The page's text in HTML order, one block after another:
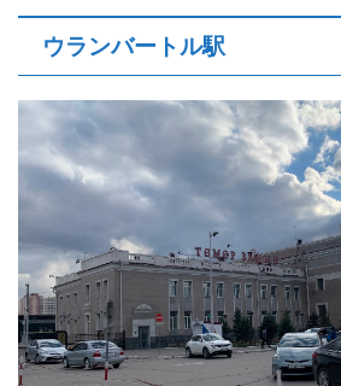
ウランバートル駅